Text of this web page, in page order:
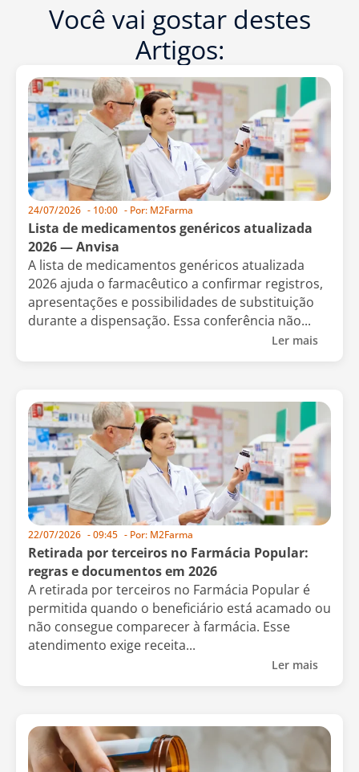
Você vai gostar destes
Artigos:
24/07/2026 - 10:00 - Por: M2Farma
Lista de medicamentos genéricos atualizada
2026 — Anvisa
A lista de medicamentos genéricos atualizada
2026 ajuda o farmacêutico a confirmar registros,
apresentações e possibilidades de substituição
durante a dispensação. Essa conferência não...
Ler mais
22/07/2026 -09:45 - Por: M2Farma
Retirada por terceiros no Farmácia Popular:
regras e documentos em 2026
A retirada por terceiros no Farmácia Popular é
permitida quando o beneficiário está acamado ou
não consegue comparecer à farmácia. Esse
atendimento exige receita...
Ler mais